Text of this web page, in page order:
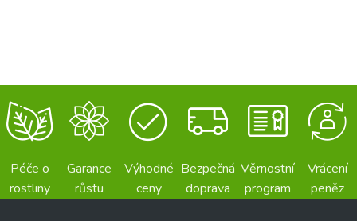
Péče o
rostliny
Garance
růstu
Výhodné
ceny
Bezpečná
doprava
Věrnostní
program
Vrácení
peněz